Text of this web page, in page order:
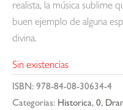
realista, la música sublime
buen ejemplo de alguna
divina.
Sin existencias
ISBN: 978-84-08-30634-4
Categorías: Historica, 0,